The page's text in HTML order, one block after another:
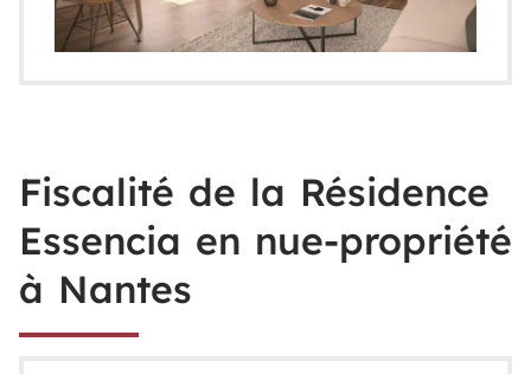
Fiscalité de la Résidence
Essencia en nue-propriété
à Nantes